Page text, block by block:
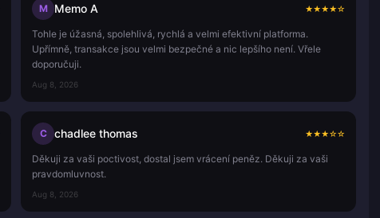
M Memo A ★★★★☆
Tohle je úžasná, spolehlivá, rychlá a velmi efektivní platforma.
Upřímně, transakce jsou velmi bezpečné a nic lepšího není. Vřele
doporučuji.
Aug 8, 2026
C chadlee thomas ★★★☆☆
Děkuji za vaši poctivost, dostal jsem vrácení peněz. Děkuji za vaši
pravdomluvnost.
Aug 8, 2026